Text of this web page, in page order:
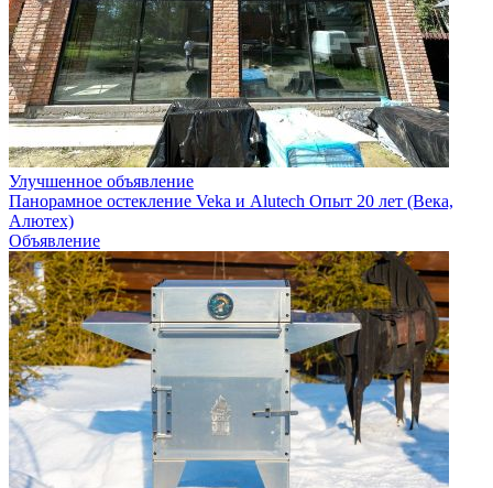
Улучшенное объявление
Панорамное остекление Veka и Alutech Опыт 20 лет (Века,
Алютех)
Объявление